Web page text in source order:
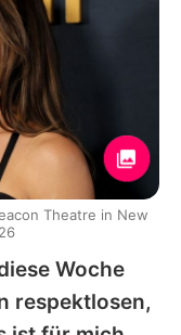
Woche
respektlosen,
Theatre in New